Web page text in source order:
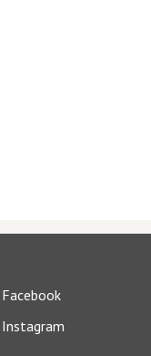
Facebook
Instagram